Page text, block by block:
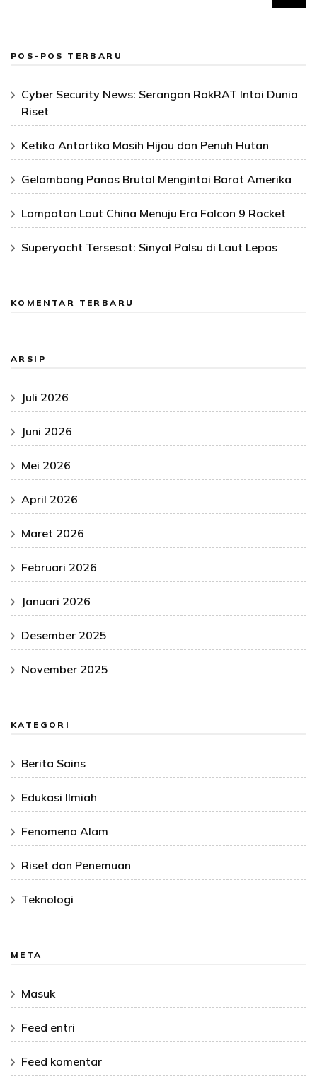
untuk:
POS-POS TERBARU
Cyber Security News: Serangan RokRAT Intai Dunia
Riset
Ketika Antartika Masih Hijau dan Penuh Hutan
Gelombang Panas Brutal Mengintai Barat Amerika
Lompatan Laut China Menuju Era Falcon 9 Rocket
Superyacht Tersesat: Sinyal Palsu di Laut Lepas
KOMENTAR TERBARU
ARSIP
Juli 2026
Juni 2026
Mei 2026
April 2026
Maret 2026
Februari 2026
Januari 2026
Desember 2025
November 2025
KATEGORI
Berita Sains
Edukasi Ilmiah
Fenomena Alam
Riset dan Penemuan
Teknologi
META
Masuk
Feed entri
Feed komentar